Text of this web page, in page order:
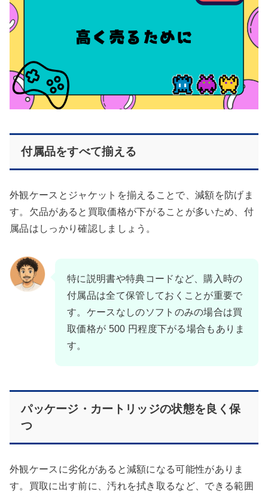
付属品をすべて揃える
外観ケースとジャケットを揃えることで、減額を防げま
す。欠品があると買取価格が下がることが多いため、付
属品はしっかり確認しましょう。
特に説明書や特典コードなど、購入時の
付属品は全て保管しておくことが重要で
す。ケースなしのソフトのみの場合は買
取価格が 500 円程度下がる場合もありま
す。
パッケージ・カートリッジの状態を良く保
つ
外観ケースに劣化があると減額になる可能性がありま
す。買取に出す前に、汚れを拭き取るなど、できる範囲